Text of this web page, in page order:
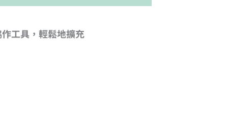
工具，輕鬆地擴充